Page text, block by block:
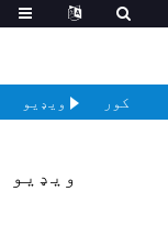
کور ویډیو
ویډیو